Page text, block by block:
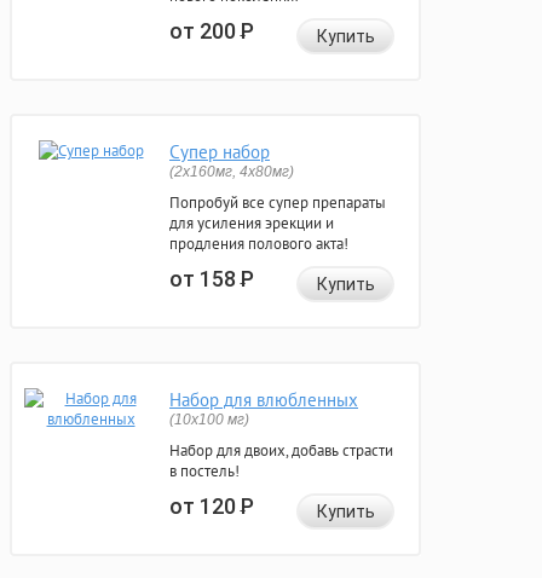
от 200Р Купить
Супер набор
(2х160мг, 4х80мг)
Попробуй все супер препараты
для усиления эрекции и
продления полового акта!
от 158Р Купить
Набор для влюбленных
(10х100 мг)
Набор для двоих, добавь страсти
в постель!
от 120Р Купить